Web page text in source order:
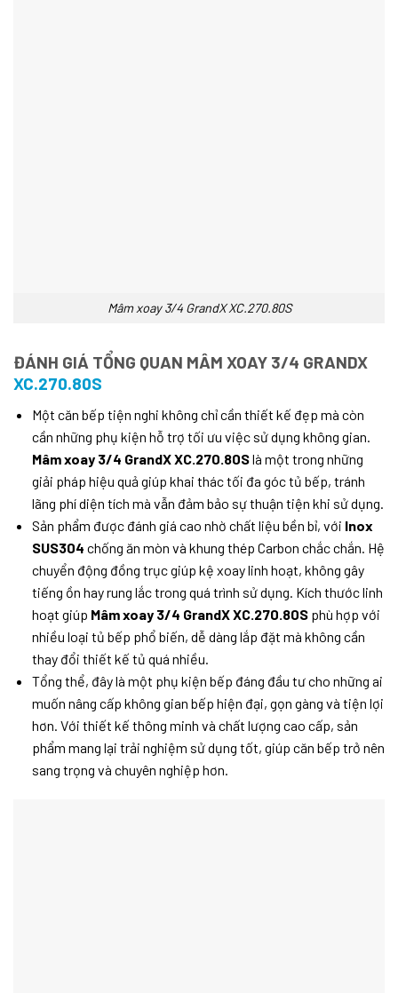
Mâm xoay 3/4 GrandX XC.270.80S
ĐÁNH GIÁ TỔNG QUAN MÂM XOAY 3/4 GRANDX
XC.270.80S
Một căn bếp tiện nghi không chỉ cần thiết kế đẹp mà còn
cần những phụ kiện hỗ trợ tối ưu việc sử dụng không gian.
Mâm xoay 3/4 GrandX XC.270.80Slà một trong những
giải pháp hiệu quả giúp khai thác tối đa góc tủ bếp, tránh
lãng phí diện tích mà vẫn đảm bảo sự thuận tiện khi sử dụng.
Sản phẩm được đánh giá cao nhờ chất liệu bền bỉ, với Inox
SUS304 chống ăn mòn và khung thép Carbon chắc chắn. Hệ
chuyển động đồng trục giúp kệ xoay linh hoạt, không gây
tiếng ồn hay rung lắc trong quá trình sử dụng. Kích thước linh
hoạt giúp Mâm xoay 3/4 GrandX XC.270.80Sphù hợp với
nhiều loại tủ bếp phổ biến, dễ dàng lắp đặt mà không cần
thay đổi thiết kế tủ quá nhiều.
Tổng thể, đây là một phụ kiện bếp đáng đầu tư cho những ai
muốn nâng cấp không gian bếp hiện đại, gọn gàng và tiện lợi
hơn. Với thiết kế thông minh và chất lượng cao cấp, sản
phẩm mang lại trải nghiệm sử dụng tốt, giúp căn bếp trở nên
sang trọng và chuyên nghiệp hơn.